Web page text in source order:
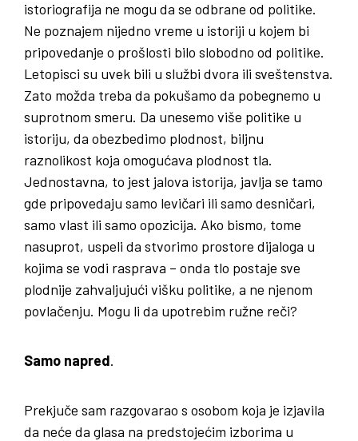
istoriografija ne mogu da se odbrane od politike.
Ne poznajem nijedno vreme u istoriji u kojem bi
pripovedanje o prošlosti bilo slobodno od politike.
Letopisci su uvek bili u službi dvora ili sveštenstva.
Zato možda treba da pokušamo da pobegnemo u
suprotnom smeru. Da unesemo više politike u
istoriju, da obezbedimo plodnost, biljnu
raznolikost koja omogućava plodnost tla.
Jednostavna, to jest jalova istorija, javlja se tamo
gde pripovedaju samo levičari ili samo desničari,
samo vlast ili samo opozicija. Ako bismo, tome
nasuprot, uspeli da stvorimo prostore dijaloga u
kojima se vodi rasprava – onda tlo postaje sve
plodnije zahvaljujući višku politike, a ne njenom
povlačenju. Mogu li da upotrebim ružne reči?
Samo napred.
Prekjuče sam razgovarao s osobom koja je izjavila
da neće da glasa na predstojećim izborima u